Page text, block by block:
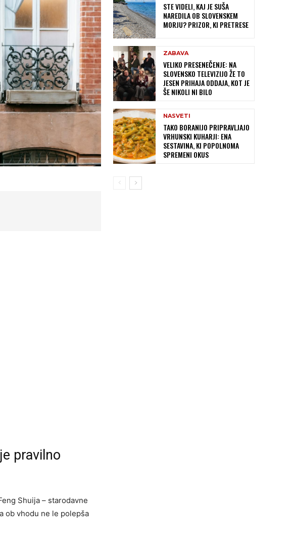
pravilno
Shuija – starodavne
ob vhodu ne le polepša
STE VIDELI, KAJ JE SUŠA
NAREDILA OB SLOVENSKEM
MORJU? PRIZOR, KI PRETRESE
ZABAVA
VELIKO PRESENEČENJE: NA
SLOVENSKO TELEVIZIJO ŽE TO
JESEN PRIHAJA ODDAJA, KOT JE
ŠE NIKOLI NI BILO
NASVETI
TAKO BORANIJO PRIPRAVLJAJO
VRHUNSKI KUHARJI: ENA
SESTAVINA, KI POPOLNOMA
SPREMENI OKUS